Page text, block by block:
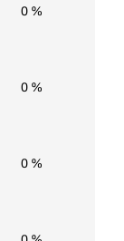
0 %
0 %
0 %